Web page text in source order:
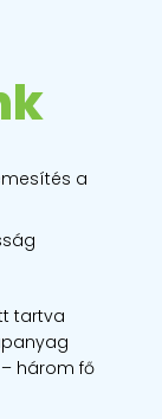
a
tartva
három fő